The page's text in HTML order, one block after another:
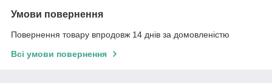
Умови повернення
Повернення товару впродовж 14 днів за домовленістю
Всі умови повернення